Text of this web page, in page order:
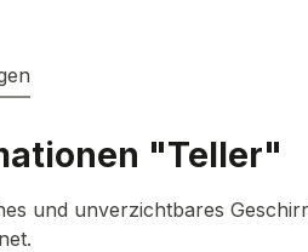
"Teller"
und unverzichtbares